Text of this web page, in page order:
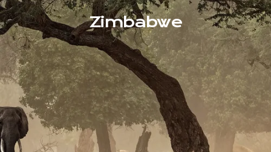
Zimbabwe